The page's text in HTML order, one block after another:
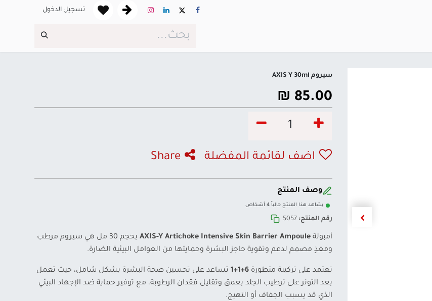
تسجيل الدخول
سيروم AXIS Y 30ml
85.00
₪
اضف لقائمة المفضلة Share
وصف المنتج
يشاهد هذا المنتج حالياً 4 أشخاص
رقم المنتج: 5057
أمبولة AXIS-Y Artichoke Intensive Skin Barrier Ampoule
بحجم 30 مل هي سيروم مرطب
ومغذٍ مصمم لدعم وتقوية حاجز البشرة وحمايتها من العوامل البيئية الضارة.
تعتمد على تركيبة متطورة 6+1+1
تساعد على تحسين صحة البشرة بشكل شامل، حيث تعمل
بعد التونر على ترطيب الجلد بعمق وتقليل فقدان الرطوبة، مع توفير حماية ضد الإجهاد البيئي
الذي قد يسبب الجفاف أو التهيج.